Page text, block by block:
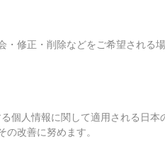
・修正・削除などをご希望される
個人情報に関して適用される日本
改善に努めます。